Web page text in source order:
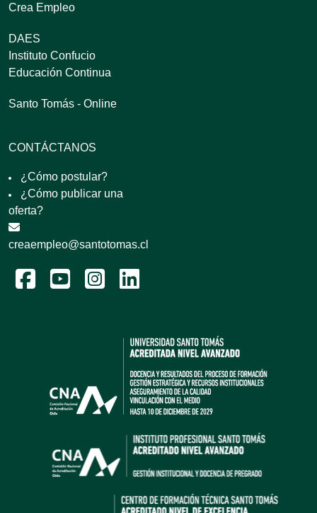
Crea Empleo
DAES
Instituto Confucio
Educación Continua
Santo Tomás - Online
CONTÁCTANOS
¿Cómo postular?
¿Cómo publicar una
oferta?
creaempleo@santotomas.cl